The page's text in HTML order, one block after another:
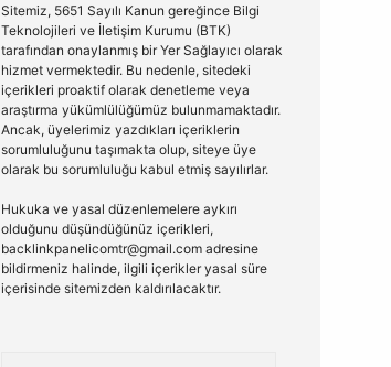
Sitemiz, 5651 Sayılı Kanun gereğince Bilgi
Teknolojileri ve İletişim Kurumu (BTK)
tarafından onaylanmış bir Yer Sağlayıcı olarak
hizmet vermektedir. Bu nedenle, sitedeki
içerikleri proaktif olarak denetleme veya
araştırma yükümlülüğümüz bulunmamaktadır.
Ancak, üyelerimiz yazdıkları içeriklerin
sorumluluğunu taşımakta olup, siteye üye
olarak bu sorumluluğu kabul etmiş sayılırlar.
Hukuka ve yasal düzenlemelere aykırı
olduğunu düşündüğünüz içerikleri,
backlinkpanelicomtr@gmail.comadresine
bildirmeniz halinde, ilgili içerikler yasal süre
içerisinde sitemizden kaldırılacaktır.